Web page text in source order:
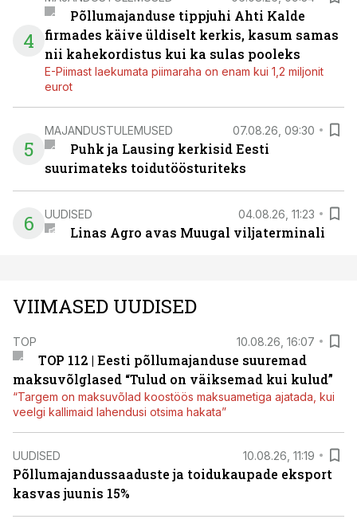
4
Põllumajanduse tippjuhi Ahti Kalde
firmades käive üldiselt kerkis, kasum samas
nii kahekordistus kui ka sulas pooleks
E-Piimast laekumata piimaraha on enam kui 1,2 miljonit
eurot
5
MAJANDUSTULEMUSED 07.08.26, 09:30
Puhk ja Lausing kerkisid Eesti
suurimateks toidutöösturiteks
6 UUDISED 04.08.26, 11:23
Linas Agro avas Muugal viljaterminali
VIIMASED UUDISED
TOP 10.08.26, 16:07
TOP 112 | Eesti põllumajanduse suuremad
maksuvõlglased “Tulud on väiksemad kui kulud”
“Targem on maksuvõlad koostöös maksuametiga ajatada, kui
veelgi kallimaid lahendusi otsima hakata”
UUDISED 10.08.26, 11:19
Põllumajandussaaduste ja toidukaupade eksport
kasvas juunis 15%